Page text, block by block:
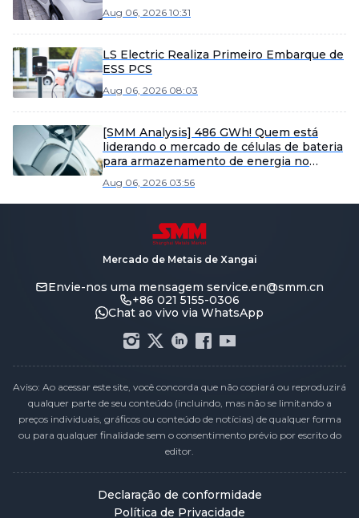
Aug 06, 2026 10:31
LS Electric Realiza Primeiro Embarque de
ESS PCS
Aug 06, 2026 08:03
[SMM Analysis] 486 GWh! Quem está
liderando o mercado de células de bateria
para armazenamento de energia no
Aug 06, 2026 03:56
Mercado de Metais de Xangai
Envie-nos uma mensagem service.en@smm.cn
+86 021 5155-0306
Chat ao vivo via WhatsApp
Aviso: Ao acessar este site, você concorda que não copiará ou reproduzirá
qualquer parte de seu conteúdo (incluindo, mas não se limitando a
preços individuais, gráficos ou conteúdo de notícias) de qualquer forma
ou para qualquer finalidade sem o consentimento prévio por escrito do
editor.
Declaração de conformidade
Política de Privacidade